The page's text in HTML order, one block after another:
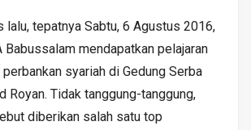
lalu, tepatnya Sabtu, 6 Agustus 2016,
Babussalam mendapatkan pelajaran
syariah di Gedung Serba
Royan. Tidak tanggung-tanggung,
diberikan salah satu top